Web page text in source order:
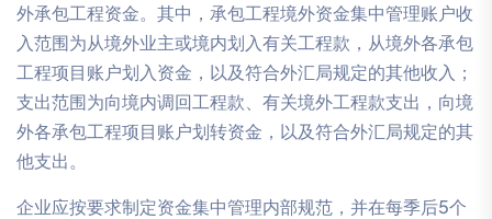
外承包工程资金。其中，承包工程境外资金集中管理账户收
入范围为从境外业主或境内划入有关工程款，从境外各承包
工程项目账户划入资金，以及符合外汇局规定的其他收入；
支出范围为向境内调回工程款、有关境外工程款支出，向境
外各承包工程项目账户划转资金，以及符合外汇局规定的其
他支出。
企业应按要求制定资金集中管理内部规范，并在每季后5个